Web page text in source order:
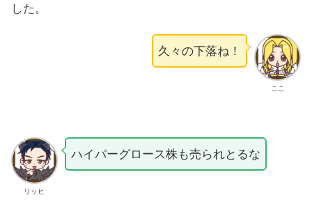
した。
ここ
久々の下落ね！
リッヒ
ハイパーグロース株も売られとるな